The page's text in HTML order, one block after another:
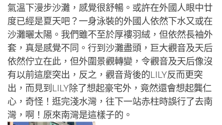
氣溫下漫步沙灘，感覺很舒暢。或許在外國人眼中廿
度已經是夏天吧？一身泳裝的外國人依然下水又或在
沙灘曬太陽。我們雖不至於厚褸羽絨，但依然長袖外
套，真是感覺不同。行到沙灘盡頭，巨大觀音及天后
依然佇立在此，但外圍景觀轉變，令觀音及天后像沒
有以前這麼突出，反之，觀音背後的LILY反而更突
出，而見到LILY除了想起豪宅外，竟然還會想起龔仁
心，奇怪！逛完淺水灣，往下一站赤柱時誤行了去南
灣，啊！原來南灣是這樣子的。